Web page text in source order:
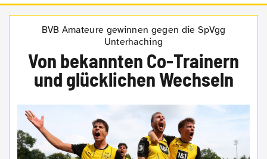
BVB Amateure gewinnen gegen die SpVgg
Unterhaching
Von bekannten Co-Trainern
und glücklichen Wechseln